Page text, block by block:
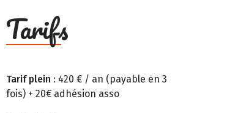
Tarifs
Tarif plein : 420 € / an (payable en 3
fois) + 20€ adhésion asso